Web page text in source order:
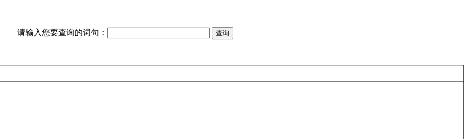
请输入您要查询的词句：